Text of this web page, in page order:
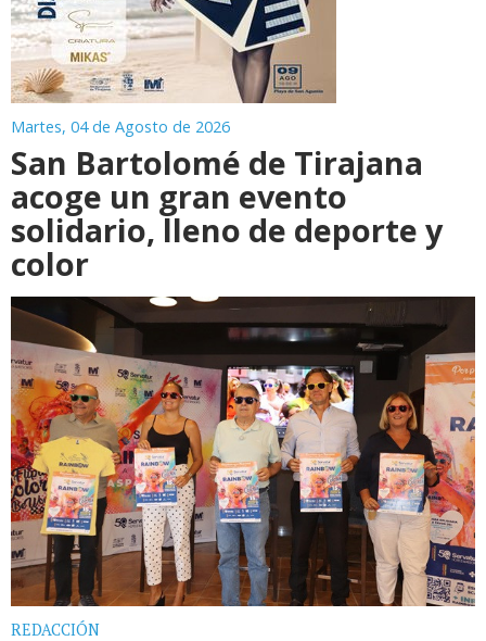
Martes, 04 de Agosto de 2026
San Bartolomé de Tirajana
acoge un gran evento
solidario, lleno de deporte y
color
REDACCIÓN